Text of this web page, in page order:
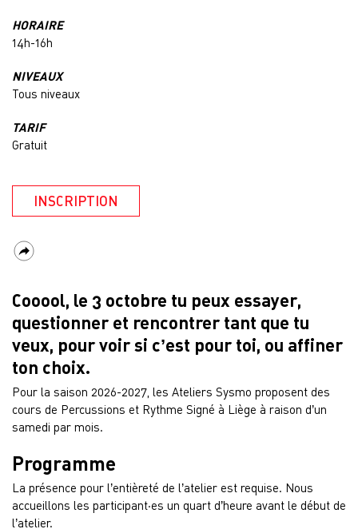
HORAIRE
14h-16h
NIVEAUX
Tous niveaux
TARIF
Gratuit
INSCRIPTION
Cooool, le 3 octobre tu peux essayer,
questionner et rencontrer tant que tu
veux, pour voir si c’est pour toi, ou affiner
ton choix.
Pour la saison 2026-2027, les Ateliers Sysmo proposent des
cours de Percussions et Rythme Signé à Liège à raison d’un
samedi par mois.
Programme
La présence pour l’entièreté de l’atelier est requise. Nous
accueillons les participant·es un quart d’heure avant le début de
l’atelier.